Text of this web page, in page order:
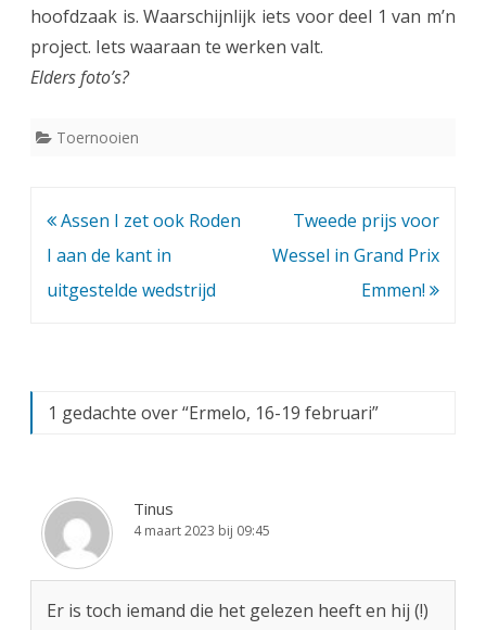
hoofdzaak is. Waarschijnlijk iets voor deel 1 van m’n
project. Iets waaraan te werken valt.
Elders foto’s?
Toernooien
Bericht
navigatie
Assen I zet ook Roden
I aan de kant in
uitgestelde wedstrijd
Tweede prijs voor
Wessel in Grand Prix
Emmen!
1 gedachte over “Ermelo, 16-19 februari”
Tinus
4 maart 2023 bij 09:45
Er is toch iemand die het gelezen heeft en hij (!)